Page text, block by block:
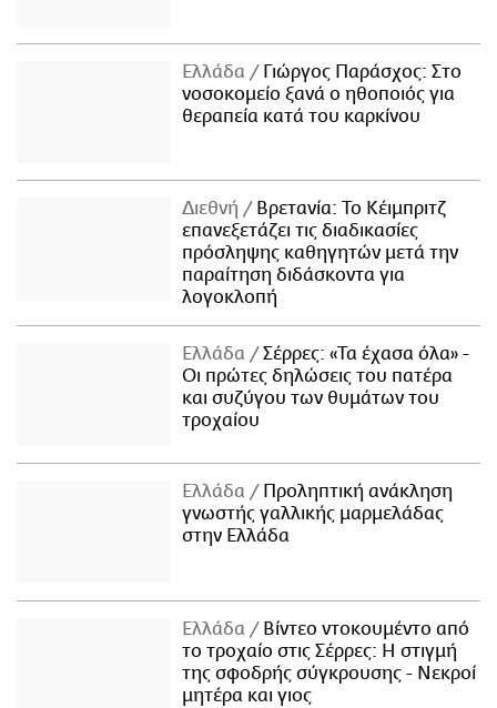
Ελλάδα
Γιώργος Παράσχος: Στο
νοσοκομείο ξανά ο ηθοποιός για
θεραπεία κατά του καρκίνου
Διεθνή
Βρετανία: Το Κέιμπριτζ
επανεξετάζει τις διαδικασίες
πρόσληψης καθηγητών μετά την
παραίτηση διδάσκοντα για
λογοκλοπή
Ελλάδα
Σέρρες: «Τα έχασα όλα» -
Οι πρώτες δηλώσεις του πατέρα
και συζύγου των θυμάτων του
τροχαίου
Ελλάδα
Προληπτική ανάκληση
γνωστής γαλλικής μαρμελάδας
στην Ελλάδα
Ελλάδα
Βίντεο ντοκουμέντο από
το τροχαίο στις Σέρρες: Η στιγμή
της σφοδρής σύγκρουσης - Νεκροί
μητέρα και γιος